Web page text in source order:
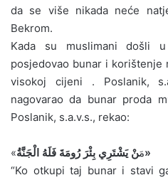
da se više nikada neće
Bekrom.
Kada su muslimani došli
posjedovao bunar i korištenje
visokoj cijeni . Poslanik,
nagovarao da bunar proda
Poslanik, s.a.v.s., rekao:
«مَنْ يَشْتَرِي بِئْرَ رُومَةَ فَلَهُ الْجَنَّةُ»
“Ko otkupi taj bunar i stavi